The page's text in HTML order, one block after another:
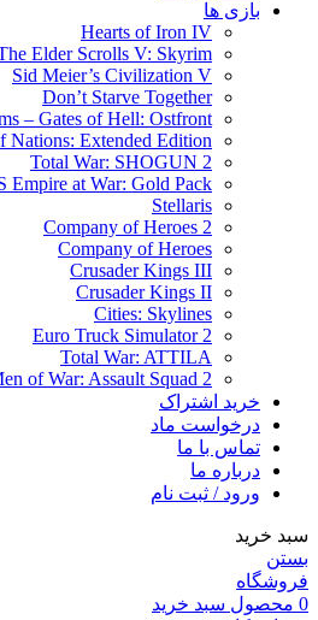
بازی ها
Hearts of Iron IV
Elder Scrolls V: Skyrim
Sid Meier’s Civilization V
Don’t Starve Together
– Gates of Hell: Ostfront
Nations: Extended Edition
Total War: SHOGUN 2
Empire at War: Gold Pack
Stellaris
Company of Heroes 2
Company of Heroes
Crusader Kings III
Crusader Kings II
Cities: Skylines
Euro Truck Simulator 2
Total War: ATTILA
of War: Assault Squad 2
خرید اشتراک
درخواست ماد
تماس با ما
درباره ما
ورود / ثبت نام
سبد خرید
بستن
فروشگاه
0 محصول سبد خرید